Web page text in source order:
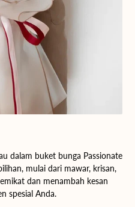
dalam buket bunga Passionate
mulai dari mawar, krisan,
dan menambah kesan
spesial Anda.